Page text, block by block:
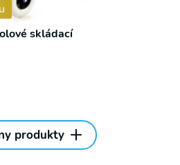
skládací
produkty